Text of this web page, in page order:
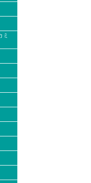
ミ